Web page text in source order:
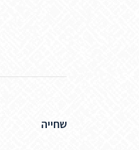
שחייה